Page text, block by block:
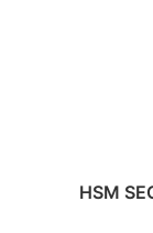
HSM